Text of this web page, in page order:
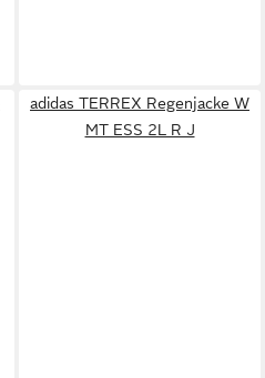
adidas TERREX Regenjacke W
MT ESS 2L R J